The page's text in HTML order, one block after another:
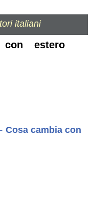
italiani
estero
Cosa cambia con